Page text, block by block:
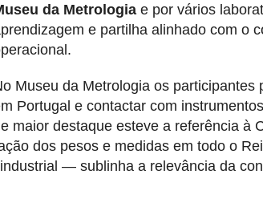
da Metrologia e por vários
e partilha alinhado com o
Museu da Metrologia os
Portugal e contactar com
maior destaque esteve a referência à
dos pesos e medidas em todo o
— sublinha a relevância da